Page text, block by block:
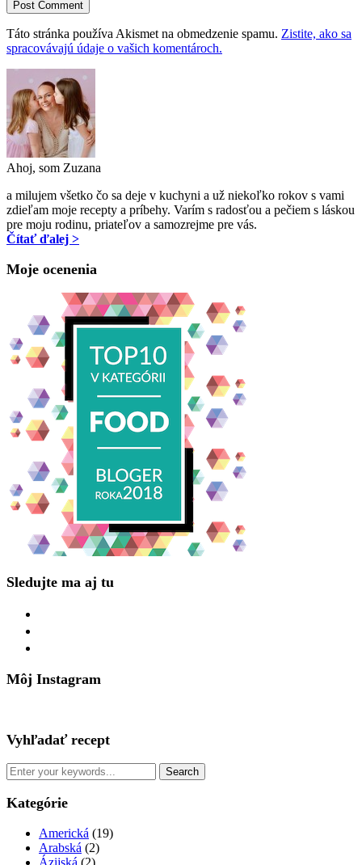
Táto stránka používa Akismet na obmedzenie spamu. Zistite, ako sa
spracovávajú údaje o vašich komentároch.
Ahoj, som Zuzana
a milujem všetko čo sa deje v kuchyni a už niekoľko rokov s vami
zdieľam moje recepty a príbehy. Varím s radosťou a pečiem s láskou
pre moju rodinu, priateľov a samozrejme pre vás.
Čítať ďalej >
Moje ocenenia
Sledujte ma aj tu
Môj Instagram
Vyhľadať recept
Kategórie
Americká (19)
Arabská (2)
Ázijská (2)